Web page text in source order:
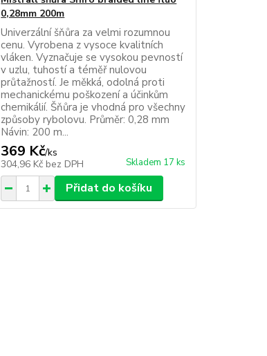
0,28mm 200m
Univerzální šňůra za velmi rozumnou
cenu. Vyrobena z vysoce kvalitních
vláken. Vyznačuje se vysokou pevností
v uzlu, tuhostí a téměř nulovou
průtažností. Je měkká, odolná proti
mechanickému poškození a účinkům
chemikálií. Šňůra je vhodná pro všechny
způsoby rybolovu. Průměr: 0,28 mm
Návin: 200 m...
369 Kč/ks
304,96 Kč bez DPH Skladem 17 ks
Přidat do košíku